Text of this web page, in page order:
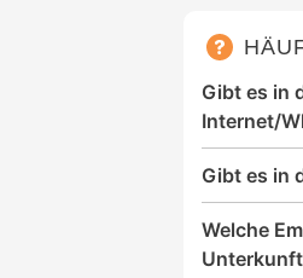
Gibt es in
Internet/
Gibt es in
Welche